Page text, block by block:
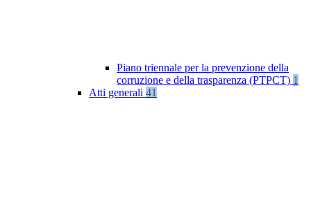
Piano triennale per la prevenzione della
corruzione e della trasparenza (PTPCT) 1
Atti generali 41